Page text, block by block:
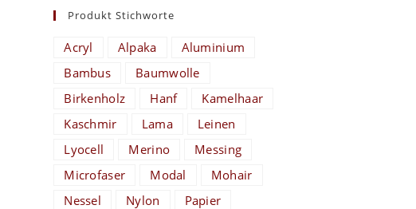
Produkt Stichworte
Acryl Alpaka
Aluminium
Bambus
Baumwolle
Birkenholz
Hanf
Kamelhaar
Kaschmir
Lama
Leinen
Lyocell
Merino
Messing
Microfaser
Modal
Mohair
Nessel
Nylon
Papier